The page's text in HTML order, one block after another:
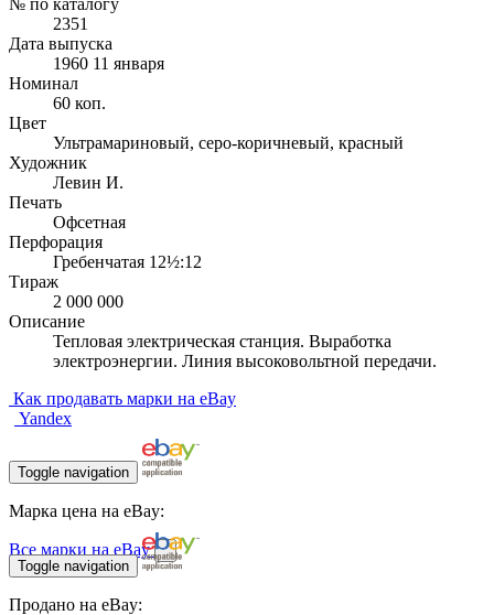
2351
Дата выпуска
1960 11 января
Номинал
60 коп.
Цвет
Ультрамариновый, серо-коричневый, красный
Художник
Левин И.
Печать
Офсетная
Перфорация
Гребенчатая 12½:12
Тираж
2 000 000
Описание
Тепловая электрическая станция. Выработка
электроэнергии. Линия высоковольтной передачи.
Как продавать марки на eBay
Yandex
Toggle navigation
Марка цена на eBay:
Все марки на eBay
Toggle navigation
Продано на eBay: